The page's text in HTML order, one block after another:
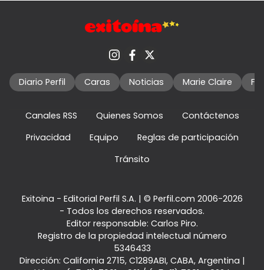
Diario Perfil Caras Noticias Marie Claire
Canales RSS Quienes Somos
Contáctenos
Privacidad
Equipo
Reglas de participación
Tránsito
Exitoina - Editorial Perfil S.A. | © Perfil.com 2006-2026
- Todos los derechos reservados.
Editor responsable: Carlos Piro.
Registro de la propiedad intelectual número
5346433
Dirección: California 2715, C1289ABI, CABA, Argentina |